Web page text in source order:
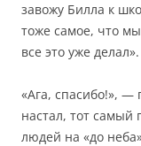
завожу Билла к
тоже самое, что
все это уже делал».
«Ага, спасибо!», —
настал, тот
людей на «до